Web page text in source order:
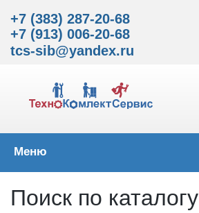
+7 (383) 287-20-68
+7 (913) 006-20-68
tcs-sib@yandex.ru
Меню
Поиск по каталогу